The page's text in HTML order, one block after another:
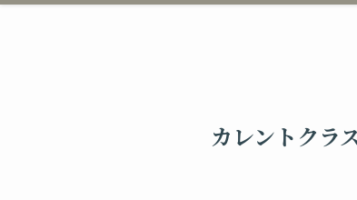
カレントクラ